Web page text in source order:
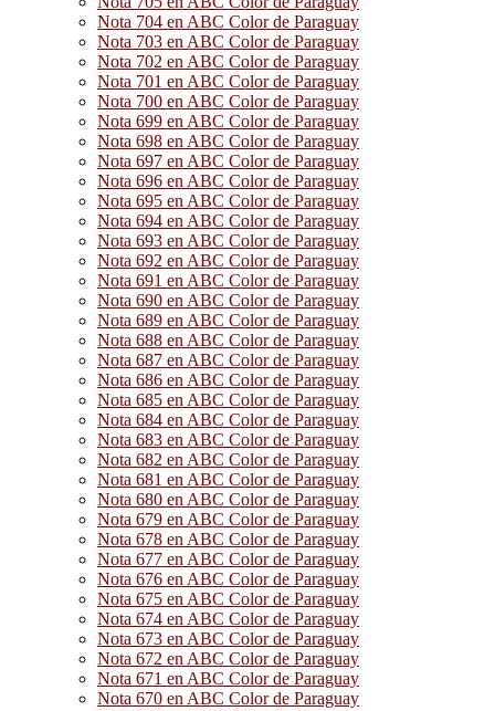
Nota 704 en ABC Color de Paraguay
Nota 703 en ABC Color de Paraguay
Nota 702 en ABC Color de Paraguay
Nota 701 en ABC Color de Paraguay
Nota 700 en ABC Color de Paraguay
Nota 699 en ABC Color de Paraguay
Nota 698 en ABC Color de Paraguay
Nota 697 en ABC Color de Paraguay
Nota 696 en ABC Color de Paraguay
Nota 695 en ABC Color de Paraguay
Nota 694 en ABC Color de Paraguay
Nota 693 en ABC Color de Paraguay
Nota 692 en ABC Color de Paraguay
Nota 691 en ABC Color de Paraguay
Nota 690 en ABC Color de Paraguay
Nota 689 en ABC Color de Paraguay
Nota 688 en ABC Color de Paraguay
Nota 687 en ABC Color de Paraguay
Nota 686 en ABC Color de Paraguay
Nota 685 en ABC Color de Paraguay
Nota 684 en ABC Color de Paraguay
Nota 683 en ABC Color de Paraguay
Nota 682 en ABC Color de Paraguay
Nota 681 en ABC Color de Paraguay
Nota 680 en ABC Color de Paraguay
Nota 679 en ABC Color de Paraguay
Nota 678 en ABC Color de Paraguay
Nota 677 en ABC Color de Paraguay
Nota 676 en ABC Color de Paraguay
Nota 675 en ABC Color de Paraguay
Nota 674 en ABC Color de Paraguay
Nota 673 en ABC Color de Paraguay
Nota 672 en ABC Color de Paraguay
Nota 671 en ABC Color de Paraguay
Nota 670 en ABC Color de Paraguay